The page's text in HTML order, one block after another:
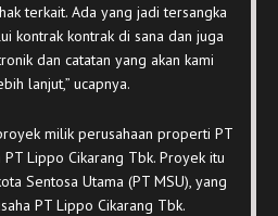
terkait. Ada yang jadi tersangka
kontrak kontrak di sana dan juga
dan catatan yang akan kami
lanjut,” ucapnya.
milik perusahaan properti PT
Lippo Cikarang Tbk. Proyek itu
Sentosa Utama (PT MSU), yang
PT Lippo Cikarang Tbk.